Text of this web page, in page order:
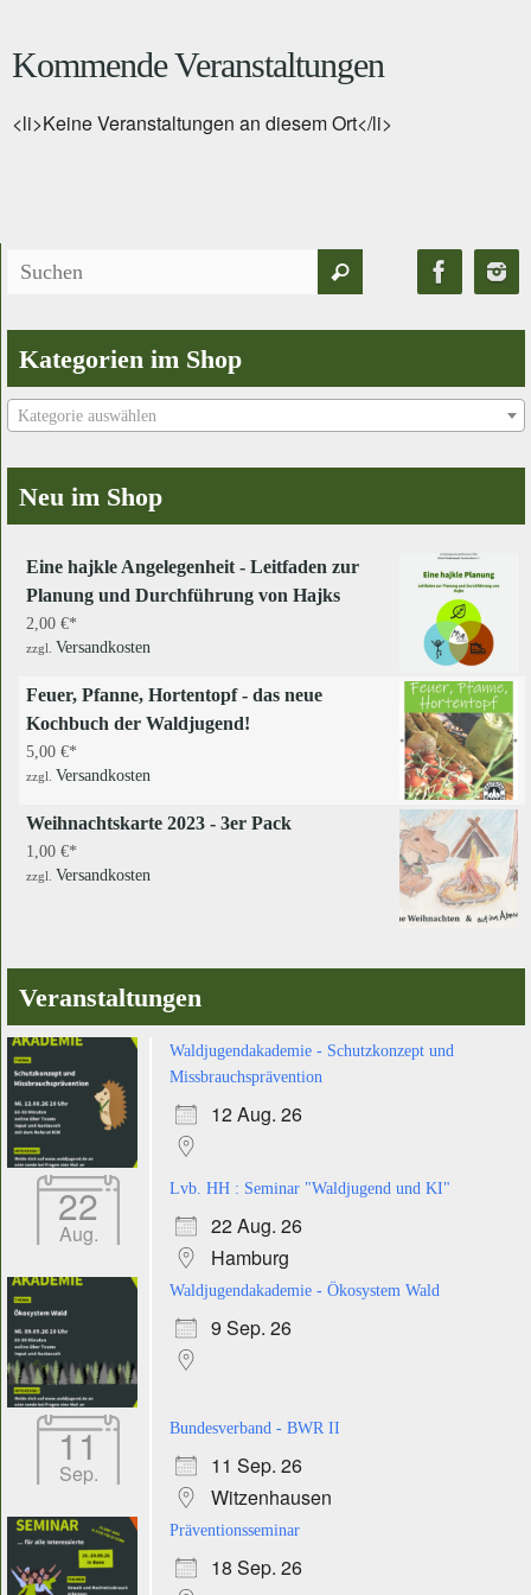
Kommende Veranstaltungen
<li>Keine Veranstaltungen an diesem Ort</li>
Suchen
Kategorien im Shop
Kategorie auswählen
Neu im Shop
Eine hajkle Angelegenheit - Leitfaden zur
Planung und Durchführung von Hajks
2,00 €
zzgl. Versandkosten
Feuer, Pfanne, Hortentopf - das neue
Kochbuch der Waldjugend!
5,00 €
zzgl. Versandkosten
Weihnachtskarte 2023 - 3er Pack
1,00 €
zzgl. Versandkosten
Veranstaltungen
Waldjugendakademie - Schutzkonzept und
Missbrauchsprävention
12 Aug. 26
22
Aug.
Lvb. HH : Seminar "Waldjugend und KI"
22 Aug. 26
Hamburg
Waldjugendakademie - Ökosystem Wald
9 Sep. 26
11
Sep.
Bundesverband - BWR II
11 Sep. 26
Witzenhausen
Präventionsseminar
18 Sep. 26